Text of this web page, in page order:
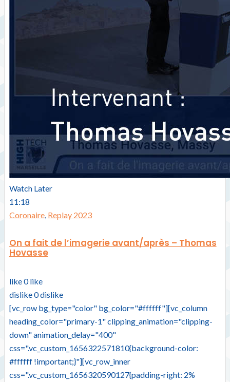
Watch Later
11:18
Coronaire, Replay 2023
On a fait de l’imagerie avant/après – Thomas
Hovasse
like0 like
dislike0dislike
[vc_row bg_type="color" bg_color="#ffffff"][vc_column
heading_color="primary-1" clipping_animation="clipping-
down" animation_delay="400"
css=".vc_custom_1656322571810{background-color:
#ffffff !important;}"][vc_row_inner
css=".vc_custom_1656320590127{padding-right: 2%